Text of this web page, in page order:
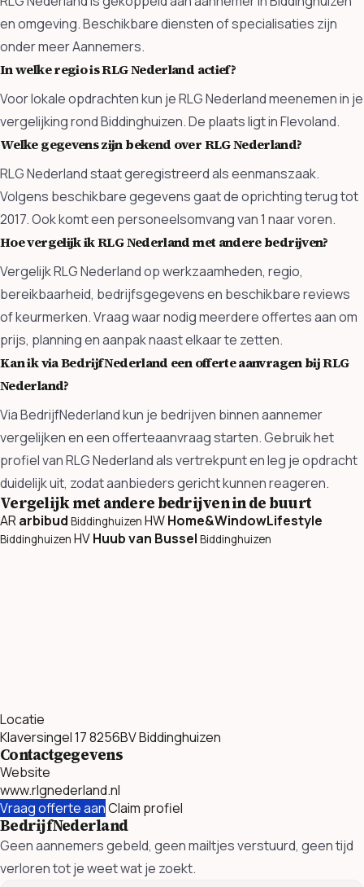
en omgeving. Beschikbare diensten of specialisaties zijn
onder meer Aannemers.
In welke regio is RLG Nederland actief?
Voor lokale opdrachten kun je RLG Nederland meenemen in je
vergelijking rond Biddinghuizen. De plaats ligt in Flevoland.
Welke gegevens zijn bekend over RLG Nederland?
RLG Nederland staat geregistreerd als eenmanszaak.
Volgens beschikbare gegevens gaat de oprichting terug tot
2017. Ook komt een personeelsomvang van 1 naar voren.
Hoe vergelijk ik RLG Nederland met andere bedrijven?
Vergelijk RLG Nederland op werkzaamheden, regio,
bereikbaarheid, bedrijfsgegevens en beschikbare reviews
of keurmerken. Vraag waar nodig meerdere offertes aan om
prijs, planning en aanpak naast elkaar te zetten.
Kan ik via BedrijfNederland een offerte aanvragen bij RLG
Nederland?
Via BedrijfNederland kun je bedrijven binnen aannemer
vergelijken en een offerteaanvraag starten. Gebruik het
profiel van RLG Nederland als vertrekpunt en leg je opdracht
duidelijk uit, zodat aanbieders gericht kunnen reageren.
Vergelijk met andere bedrijven in de buurt
AR arbibud Biddinghuizen HWHome&WindowLifestyle
Biddinghuizen HVHuub van Bussel Biddinghuizen
Locatie
Klaversingel 17 8256BV Biddinghuizen
Contactgegevens
Website
www.rlgnederland.nl
Vraag offerte aanClaim profiel
BedrijfNederland
Geen aannemers gebeld, geen mailtjes verstuurd, geen tijd
verloren tot je weet wat je zoekt.